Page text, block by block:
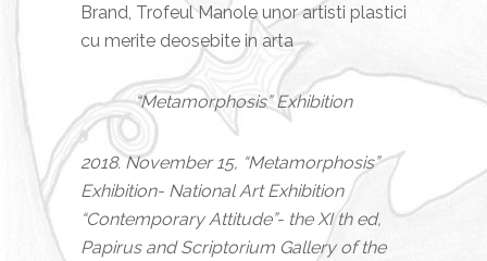
Brand, Trofeul Manole unor artisti plastici
cu merite deosebite in arta
“Metamorphosis” Exhibition
2018. November 15, “Metamorphosis”
Exhibition- National Art Exhibition
“Contemporary Attitude”- the XI th ed,
Papirus and Scriptorium Gallery of the